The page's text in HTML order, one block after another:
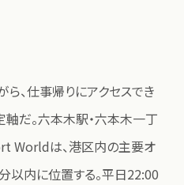
、仕事帰りにアクセスでき
だ。六本木駅・六本木一丁
Worldは、港区内の主要オ
以内に位置する。平日22:00